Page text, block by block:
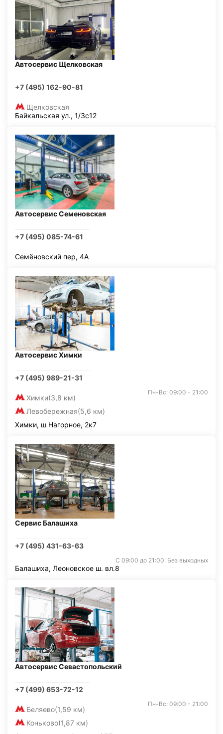
Автосервис Щелковская
+7 (495) 162-90-81
Щелковская
Байкальская ул., 1/3с12
Автосервис Семеновская
+7 (495) 085-74-61
Семёновский пер, 4А
Автосервис Химки
+7 (495) 989-21-31
Химки(3,8 км)
Левобережная(5,6 км)
Пн-Вс: 09:00 - 21:00
Химки, ш Нагорное, 2к7
Сервис Балашиха
+7 (495) 431-63-63
С 09:00 до 21:00. Без выходных
Балашиха, Леоновское ш. вл.8
Автосервис Севастопольский
+7 (499) 653-72-12
Беляево(1,59 км)
Коньково(1,87 км)
Пн-Вс: 09:00 - 21:00